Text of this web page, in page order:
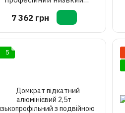
2,5т (CE) / 3т (ASME)
85-455 мм (TZ830018)
7 362 грн
5